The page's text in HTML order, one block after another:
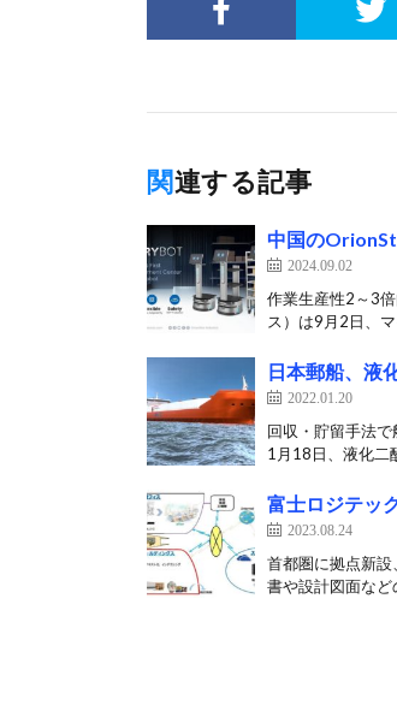
関連する記事
中国の
2024.09.02
作業生産性2～3
ス）は9月2日、
日本郵船、液
2022.01.20
回収・貯留手法
1月18日、液化二
富士ロジテッ
2023.08.24
首都圏に拠点新
書や設計図面な